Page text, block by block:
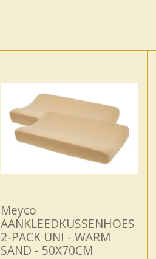
Meyco
AANKLEEDKUSSENHOES
2-PACK UNI - WARM
SAND - 50X70CM